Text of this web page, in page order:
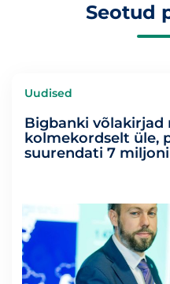
Seotud
Uudised
Bigbanki võlakirjad
kolmekordselt üle,
suurendati 7